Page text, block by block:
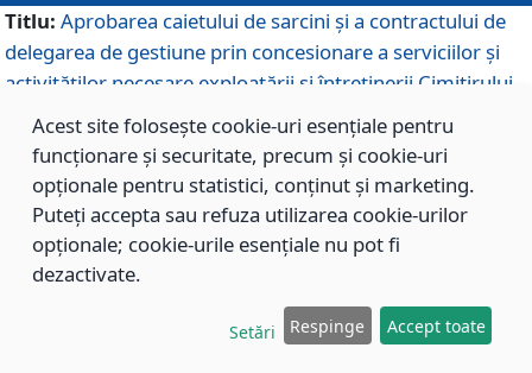
Titlu: Aprobarea caietului de sarcini şi a contractului de
delegarea de gestiune prin concesionare a serviciilor şi
activităţilor necesare exploatării şi întreţinerii Cimitirului
Municipal Braşov situat în str. Dimitrie Anghel nr. 19.
564/29.11.2013
Titlu: Completarea şi modificarea H.C.L. nr. 446/2013,
care s-a aprobat studiul de fundamentare pentru
Acest site folosește cookie-uri esențiale pentru
funcționare și securitate, precum și cookie-uri
opționale pentru statistici, conținut și marketing.
Puteți accepta sau refuza utilizarea cookie-urilor
opționale; cookie-urile esențiale nu pot fi
dezactivate.
Setări Respinge Accept toate